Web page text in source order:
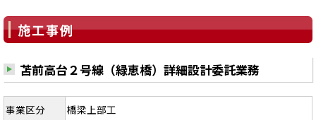
施工事例
苫前高台２号線（緑恵橋）詳細設計委託業務
事業区分
橋梁上部工